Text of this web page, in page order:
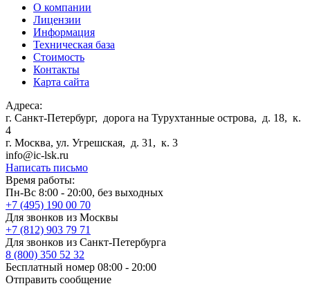
О компании
Лицензии
Информация
Техническая база
Стоимость
Контакты
Карта сайта
Адреса:
г. Санкт-Петербург, дорога на Турухтанные острова, д. 18, к.
4
г. Москва, ул. Угрешская, д. 31, к. 3
info@ic-lsk.ru
Написать письмо
Время работы:
Пн-Вс 8:00 - 20:00, без выходных
+7 (495) 190 00 70
Для звонков из Москвы
+7 (812) 903 79 71
Для звонков из Санкт-Петербурга
8 (800) 350 52 32
Бесплатный номер 08:00 - 20:00
Отправить сообщение